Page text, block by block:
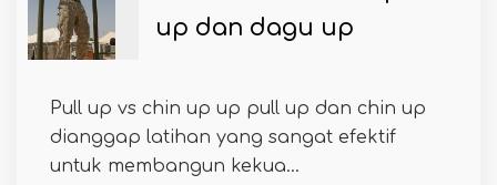
up dan dagu up
Pull up vs chin up up pull up dan chin up
dianggap latihan yang sangat efektif
untuk membangun kekua...